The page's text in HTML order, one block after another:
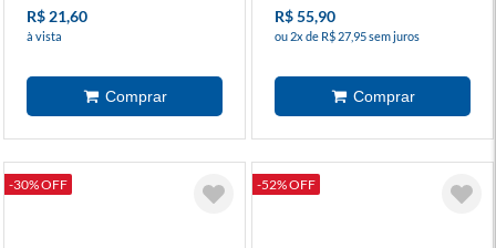
R$ 21,60
à vista
R$ 55,90
ou 2x de R$ 27,95 sem juros
-30% OFF -52% OFF